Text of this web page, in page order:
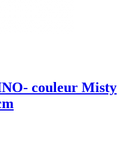
couleur Misty